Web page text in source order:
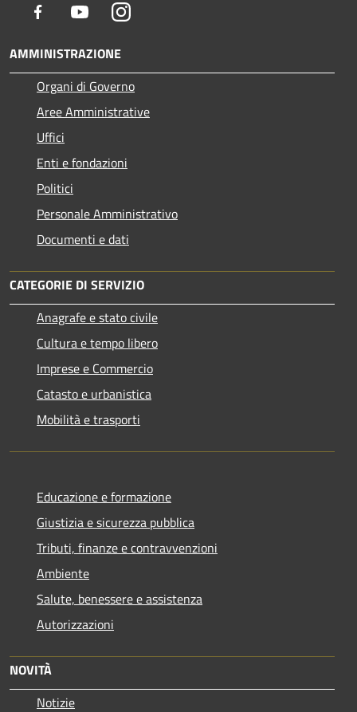
Facebook YoutubeInstagram
AMMINISTRAZIONE
Organi di Governo
Aree Amministrative
Uffici
Enti e fondazioni
Politici
Personale Amministrativo
Documenti e dati
CATEGORIE DI SERVIZIO
Anagrafe e stato civile
Cultura e tempo libero
Imprese e Commercio
Catasto e urbanistica
Mobilità e trasporti
Educazione e formazione
Giustizia e sicurezza pubblica
Tributi, finanze e contravvenzioni
Ambiente
Salute, benessere e assistenza
Autorizzazioni
NOVITÀ
Notizie